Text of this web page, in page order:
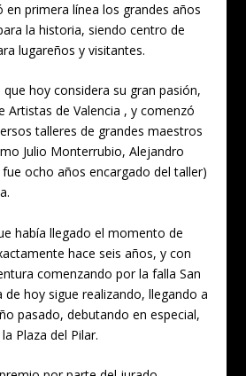
en primera línea los grandes años
la historia, siendo centro de
lugareños y visitantes.
hoy considera su gran pasión,
Artistas de Valencia , y comenzó
talleres de grandes maestros
Julio Monterrubio, Alejandro
ocho años encargado del taller)
había llegado el momento de
hace seis años, y con
comenzando por la falla San
de hoy sigue realizando, llegando a
pasado, debutando en especial,
Plaza del Pilar.